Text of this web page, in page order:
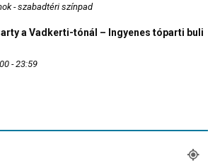
- szabadtéri színpad
a Vadkerti-tónál – Ingyenes tóparti buli
- 23:59